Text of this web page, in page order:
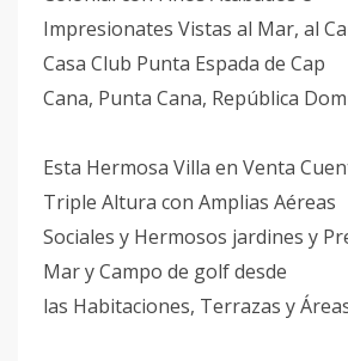
Impresionates Vistas al Mar, al
Casa Club Punta Espada de Cap
Cana, Punta Cana, República
Esta Hermosa Villa en Venta
Triple Altura con Amplias Aéreas
Sociales y Hermosos jardines y
Mar y Campo de golf desde
las Habitaciones, Terrazas y